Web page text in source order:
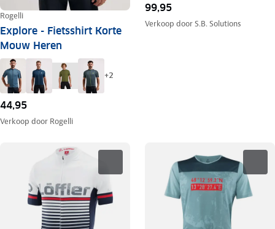
Rogelli
Explore - Fietsshirt Korte
Mouw Heren
+2
44,95
Verkoop door Rogelli
99,95
Verkoop doorS.B. Solutions